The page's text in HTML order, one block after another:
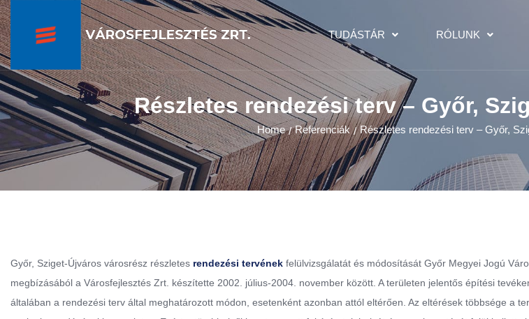
TUDÁSTÁR RÓLUNK
Részletes rendezési terv – Győr,
Home / Referenciák / Részletes rendezési terv – Győr,
Győr, Sziget-Újváros városrész részletes rendezési tervének felülvizsgálatát és módosítását Győr Megyei Jogú
megbízásából a Városfejlesztés Zrt. készítette 2002. július-2004. november között. A területen jelentős építési
általában a rendezési terv által meghatározott módon, esetenként azonban attól eltérően. Az eltérések többsége a